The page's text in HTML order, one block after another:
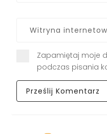
Zapamiętaj moje
podczas pisania